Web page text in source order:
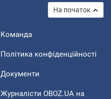
На початок
Команда
Політика конфіденційності
Документи
Журналісти OBOZ.UA на